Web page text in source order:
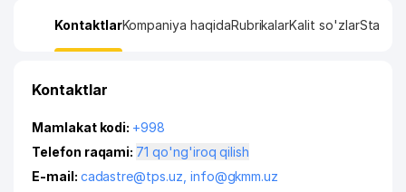
KontaktlarKompaniya haqidaRubrikalarKalit so'zlar
Kontaktlar
Mamlakat kodi: +998
Telefon raqami:
71 qo'ng'iroq qilish
E-mail: cadastre@tps.uz info@gkmm.uz